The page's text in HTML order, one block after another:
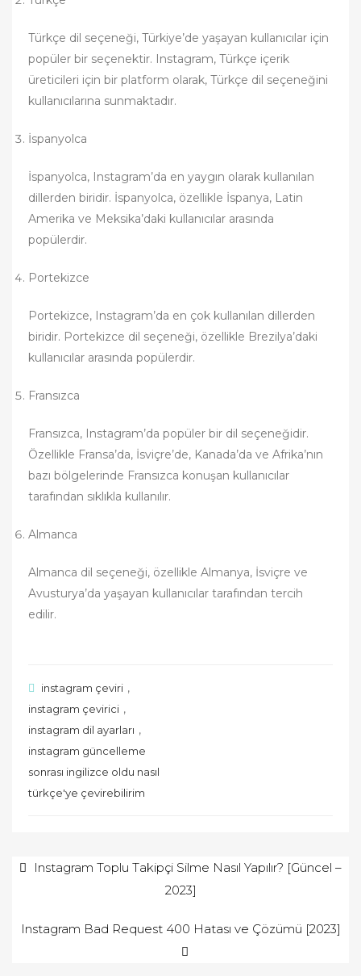
Türkçe dil seçeneği, Türkiye’de yaşayan kullanıcılar için
popüler bir seçenektir. Instagram, Türkçe içerik
üreticileri için bir platform olarak, Türkçe dil seçeneğini
kullanıcılarına sunmaktadır.
İspanyolca
İspanyolca, Instagram’da en yaygın olarak kullanılan
dillerden biridir. İspanyolca, özellikle İspanya, Latin
Amerika ve Meksika’daki kullanıcılar arasında
popülerdir.
Portekizce
Portekizce, Instagram’da en çok kullanılan dillerden
biridir. Portekizce dil seçeneği, özellikle Brezilya’daki
kullanıcılar arasında popülerdir.
Fransızca
Fransızca, Instagram’da popüler bir dil seçeneğidir.
Özellikle Fransa’da, İsviçre’de, Kanada’da ve Afrika’nın
bazı bölgelerinde Fransızca konuşan kullanıcılar
tarafından sıklıkla kullanılır.
Almanca
Almanca dil seçeneği, özellikle Almanya, İsviçre ve
Avusturya’da yaşayan kullanıcılar tarafından tercih
edilir.
instagram çeviri ,
instagram çevirici ,
instagram dil ayarları ,
instagram güncelleme
sonrası ingilizce oldu nasıl
türkçe'ye çevirebilirim
YazıInstagram Toplu Takipçi Silme Nasıl Yapılır? [Güncel –
2023]
Instagram Bad Request 400 Hatası ve Çözümü [2023]